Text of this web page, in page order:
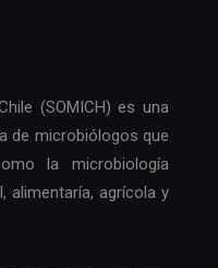
(SOMICH) es una
de microbiólogos que
la microbiología
alimentaría, agrícola y